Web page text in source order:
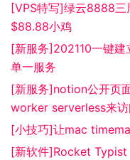
[VPS特写]绿云8888
$88.88小鸡
[新服务]202110一键
单一服务
[新服务]notion公开页
worker serverless来
[小技巧]让mac
[新软件]Rocket Typist